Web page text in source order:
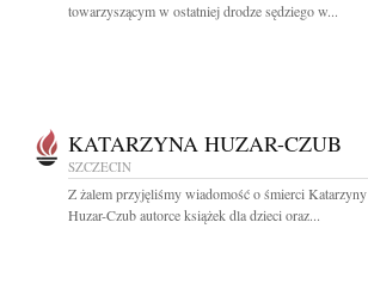
towarzyszącym w ostatniej drodze sędziego w...
KATARZYNA HUZAR-CZUB
SZCZECIN
Z żalem przyjęliśmy wiadomość o śmierci Katarzyny
Huzar-Czub autorce książek dla dzieci oraz...